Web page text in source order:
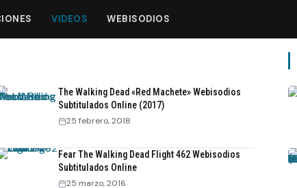
VIDEOS WEBISODIOS
The Walking Dead «Red Machete» Webisodios
Subtitulados Online (2017)
25 febrero, 2018
Fear The Walking Dead Flight 462 Webisodios
Subtitulados Online
25 marzo, 2016